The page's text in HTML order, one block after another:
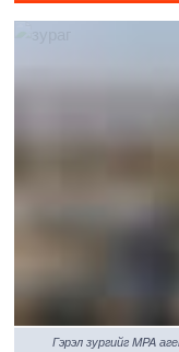
Гэрэл зургийг MPA